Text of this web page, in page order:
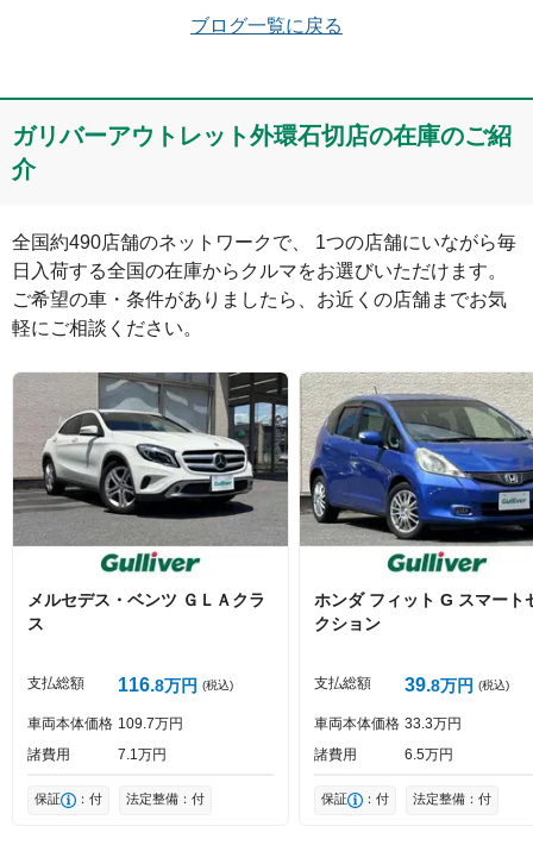
メールアドレス（半角英数）
コメント
絵文字は投稿時に削除します 0文字/140文字
Captcha
ブログ一覧に戻る
ガリバーアウトレット外環石切店の在庫のご紹
介
全国約490店舗のネットワークで、 1つの店舗にいながら毎
日入荷する全国の在庫からクルマをお選びいただけます。
ご希望の車・条件がありましたら、お近くの店舗までお気
軽にご相談ください。
メルセデス・ベンツ ＧＬＡクラ
ス
支払総額 116 8万円 (税込)
車両本体価格 109 7万円
諸費用
7 1万円
保証 ：付 法定整備：付
ホンダ フィット G スマート
クション
支払総額 39 8万円 (税込)
車両本体価格 33 3万円
諸費用
6 5万円
保証 ：付 法定整備：付